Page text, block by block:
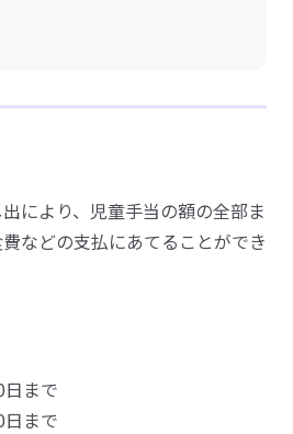
により、児童手当の額の全部ま
などの支払にあてることができ
まで
まで